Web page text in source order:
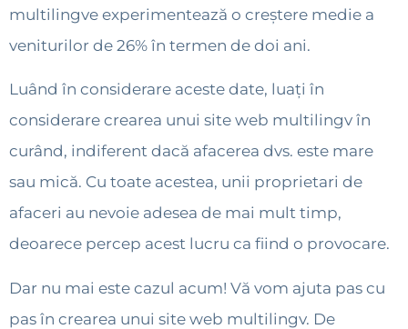
multilingve experimentează o creștere medie a
veniturilor de 26% în termen de doi ani.
Luând în considerare aceste date, luați în
considerare crearea unui site web multilingv în
curând, indiferent dacă afacerea dvs. este mare
sau mică. Cu toate acestea, unii proprietari de
afaceri au nevoie adesea de mai mult timp,
deoarece percep acest lucru ca fiind o provocare.
Dar nu mai este cazul acum! Vă vom ajuta pas cu
pas în crearea unui site web multilingv. De